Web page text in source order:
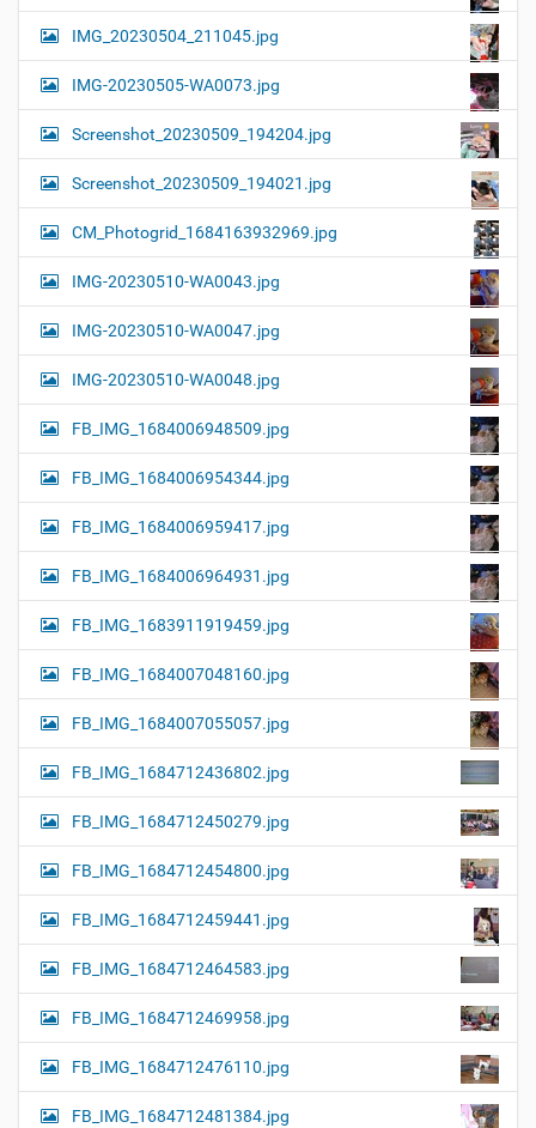
IMG_20230504_211045.jpg
IMG-20230505-WA0073.jpg
Screenshot_20230509_194204.jpg
Screenshot_20230509_194021.jpg
CM_Photogrid_1684163932969.jpg
IMG-20230510-WA0043.jpg
IMG-20230510-WA0047.jpg
IMG-20230510-WA0048.jpg
FB_IMG_1684006948509.jpg
FB_IMG_1684006954344.jpg
FB_IMG_1684006959417.jpg
FB_IMG_1684006964931.jpg
FB_IMG_1683911919459.jpg
FB_IMG_1684007048160.jpg
FB_IMG_1684007055057.jpg
FB_IMG_1684712436802.jpg
FB_IMG_1684712450279.jpg
FB_IMG_1684712454800.jpg
FB_IMG_1684712459441.jpg
FB_IMG_1684712464583.jpg
FB_IMG_1684712469958.jpg
FB_IMG_1684712476110.jpg
FB_IMG_1684712481384.jpg